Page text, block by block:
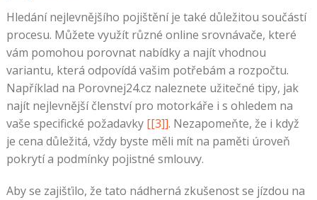
Hledání nejlevnějšího pojištění je také důležitou součástí
procesu. Můžete využít různé online srovnávače, které
vám pomohou porovnat nabídky a najít vhodnou
variantu, která odpovídá vašim potřebám a rozpočtu.
Například na Porovnej24.cz naleznete užitečné tipy, jak
najít nejlevnější členství pro motorkáře i s ohledem na
vaše specifické požadavky [[3]]. Nezapomeňte, že i když
je cena důležitá, vždy byste měli mít na paměti úroveň
pokrytí a podmínky pojistné smlouvy.
Aby se zajišťilo, že tato nádherná zkušenost se jízdou na